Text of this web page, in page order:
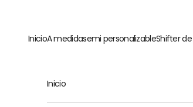
InicioA medidasemi personalizableShifter
Inicio